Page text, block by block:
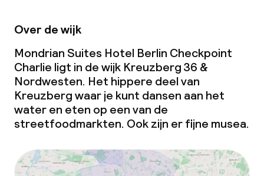
Over de wijk
Mondrian Suites Hotel Berlin Checkpoint
Charlie ligt in de wijk Kreuzberg 36 &
Nordwesten. Het hippere deel van
Kreuzberg waar je kunt dansen aan het
water en eten op een van de
streetfoodmarkten. Ook zijn er fijne musea.